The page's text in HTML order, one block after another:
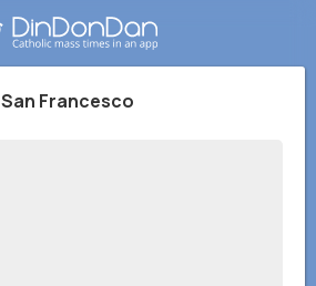
San Francesco